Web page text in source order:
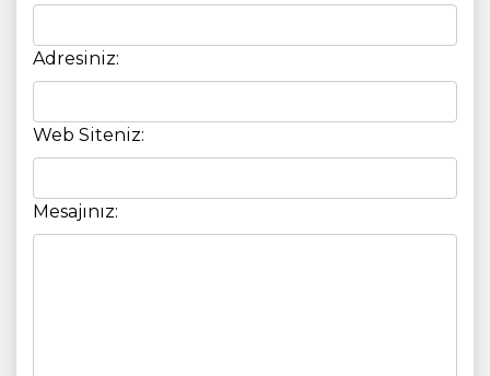
Adresiniz:
Web Siteniz:
Mesajınız: